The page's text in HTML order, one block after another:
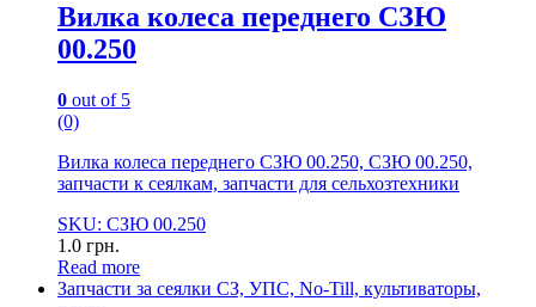
Вилка колеса переднего СЗЮ
00.250
0 out of 5
(0)
Вилка колеса переднего СЗЮ 00.250, СЗЮ 00.250,
запчасти к сеялкам, запчасти для сельхозтехники
SKU: СЗЮ 00.250
1.0 грн.
Read more
Запчасти за сеялки СЗ, УПС, No-Till, культиваторы,